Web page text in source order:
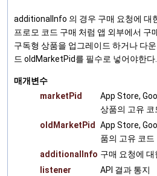
additionalInfo 의 경우 구매 요청에 대
프로모 코드 구매 처럼 앱 외부에서 구
구독형 상품을 업그레이드 하거나 다
드 oldMarketPid를 필수로 넣어야한다.
매개변수
marketPid
App Store,
상품의 고유 코
oldMarketPid
App Store,
품의 고유 코드
additionalInfo 구매 요청에
listener
API 결과 통지